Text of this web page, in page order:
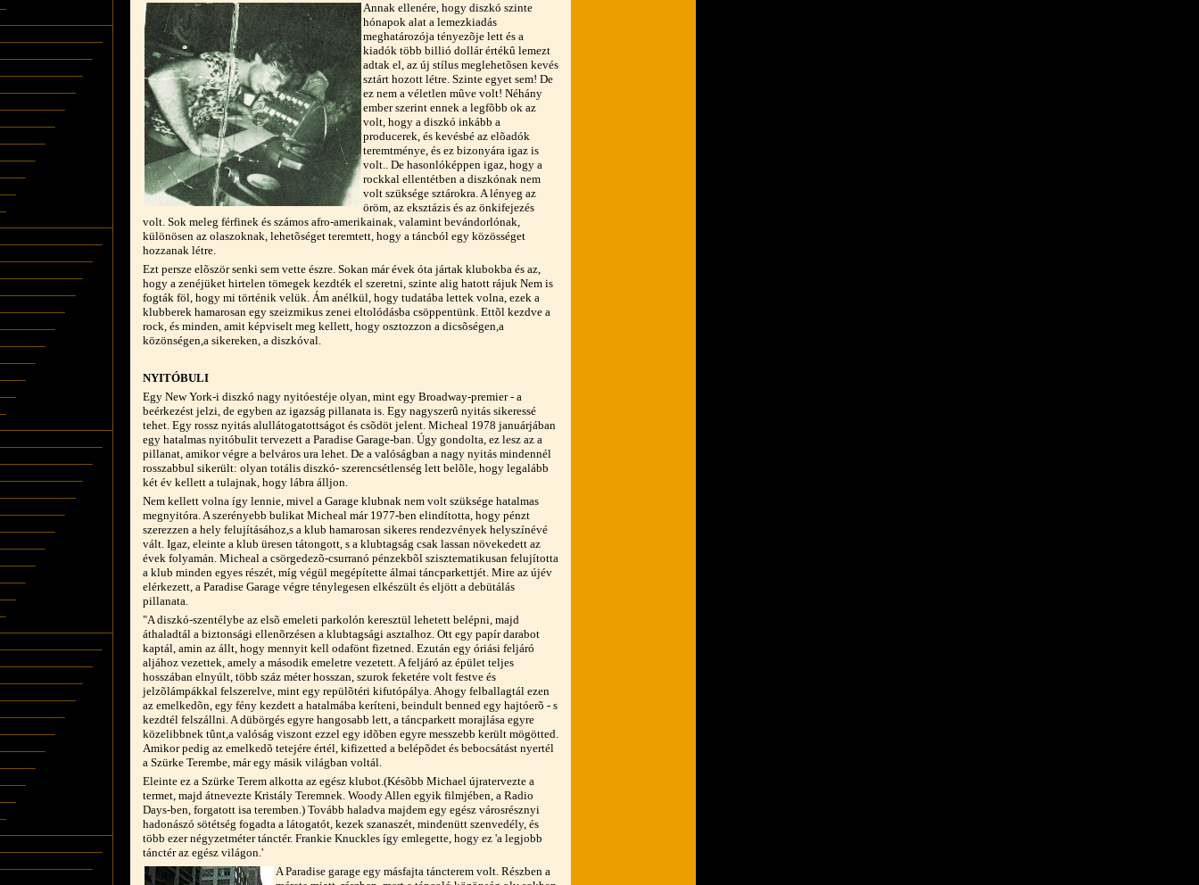
Annak ellenére, hogy diszkó szinte
hónapok alat a lemezkiadás
meghatározója tényezõje lett és a
kiadók több billió dollár értékû lemezt
adtak el, az új stílus meglehetõsen kevés
sztárt hozott létre. Szinte egyet sem! De
ez nem a véletlen mûve volt! Néhány
ember szerint ennek a legfõbb ok az
volt, hogy a diszkó inkább a
producerek, és kevésbé az elõadók
teremtménye, és ez bizonyára igaz is
volt.. De hasonlóképpen igaz, hogy a
rockkal ellentétben a diszkónak nem
volt szüksége sztárokra. A lényeg az
öröm, az eksztázis és az önkifejezés
volt. Sok meleg férfinek és számos afro-amerikainak, valamint bevándorlónak,
különösen az olaszoknak, lehetõséget teremtett, hogy a táncból egy közösséget
hozzanak létre.
Ezt persze elõször senki sem vette észre. Sokan már évek óta jártak klubokba és az,
hogy a zenéjüket hirtelen tömegek kezdték el szeretni, szinte alig hatott rájuk Nem is
fogták föl, hogy mi történik velük. Ám anélkül, hogy tudatába lettek volna, ezek a
klubberek hamarosan egy szeizmikus zenei eltolódásba csöppentünk. Ettõl kezdve a
rock, és minden, amit képviselt meg kellett, hogy osztozzon a dicsõségen,a
közönségen,a sikereken, a diszkóval.
NYITÓBULI
Egy New York-i diszkó nagy nyitóestéje olyan, mint egy Broadway-premier - a
beérkezést jelzi, de egyben az igazság pillanata is. Egy nagyszerû nyitás sikeressé
tehet. Egy rossz nyitás alullátogatottságot és csõdöt jelent. Micheal 1978 januárjában
egy hatalmas nyitóbulit tervezett a Paradise Garage-ban. Úgy gondolta, ez lesz az a
pillanat, amikor végre a belváros ura lehet. De a valóságban a nagy nyitás mindennél
rosszabbul sikerült: olyan totális diszkó- szerencsétlenség lett belõle, hogy legalább
két év kellett a tulajnak, hogy lábra álljon.
Nem kellett volna így lennie, mivel a Garage klubnak nem volt szüksége hatalmas
megnyitóra. A szerényebb bulikat Micheal már 1977-ben elindította, hogy pénzt
szerezzen a hely felujításához,s a klub hamarosan sikeres rendezvények helyszínévé
vált. Igaz, eleinte a klub üresen tátongott, s a klubtagság csak lassan növekedett az
évek folyamán. Micheal a csörgedezõ-csurranó pénzekbõl szisztematikusan felujította
a klub minden egyes részét, míg végül megépítette álmai táncparkettjét. Mire az újév
elérkezett, a Paradise Garage végre ténylegesen elkészült és eljött a debütálás
pillanata.
"A diszkó-szentélybe az elsõ emeleti parkolón keresztül lehetett belépni, majd
áthaladtál a biztonsági ellenõrzésen a klubtagsági asztalhoz. Ott egy papír darabot
kaptál, amin az állt, hogy mennyit kell odafönt fizetned. Ezután egy óriási feljáró
aljához vezettek, amely a második emeletre vezetett. A feljáró az épület teljes
hosszában elnyúlt, több száz méter hosszan, szurok feketére volt festve és
jelzõlámpákkal felszerelve, mint egy repülõtéri kifutópálya. Ahogy felballagtál ezen
az emelkedõn, egy fény kezdett a hatalmába keríteni, beindult benned egy hajtóerõ - s
kezdtél felszállni. A dübörgés egyre hangosabb lett, a táncparkett morajlása egyre
közelibbnek tûnt,a valóság viszont ezzel egy idõben egyre messzebb került mögötted.
Amikor pedig az emelkedõ tetejére értél, kifizetted a belépõdet és bebocsátást nyertél
a Szürke Terembe, már egy másik világban voltál.
Eleinte ez a Szürke Terem alkotta az egész klubot.(Késõbb Michael újratervezte a
termet, majd átnevezte Kristály Teremnek. Woody Allen egyik filmjében, a Radio
Days-ben, forgatott isa teremben.) Tovább haladva majdem egy egész városrésznyi
hadonászó sötétség fogadta a látogatót, kezek szanaszét, mindenütt szenvedély, és
több ezer négyzetméter tánctér. Frankie Knuckles így emlegette, hogy ez 'a legjobb
tánctér az egész világon.'
A Paradise garage egy másfajta táncterem volt. Részben a